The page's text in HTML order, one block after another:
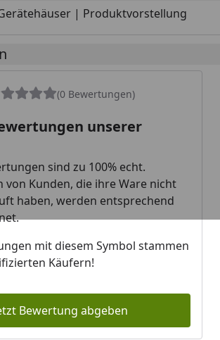
| Produktvorstellung
Youtube-
(0 Bewertungen)
unserer
sind zu 100% echt.
von Kunden, die ihre Ware nicht
haben, werden entsprechend
mit diesem Symbol stammen
Käufern!
Bewertung abgeben